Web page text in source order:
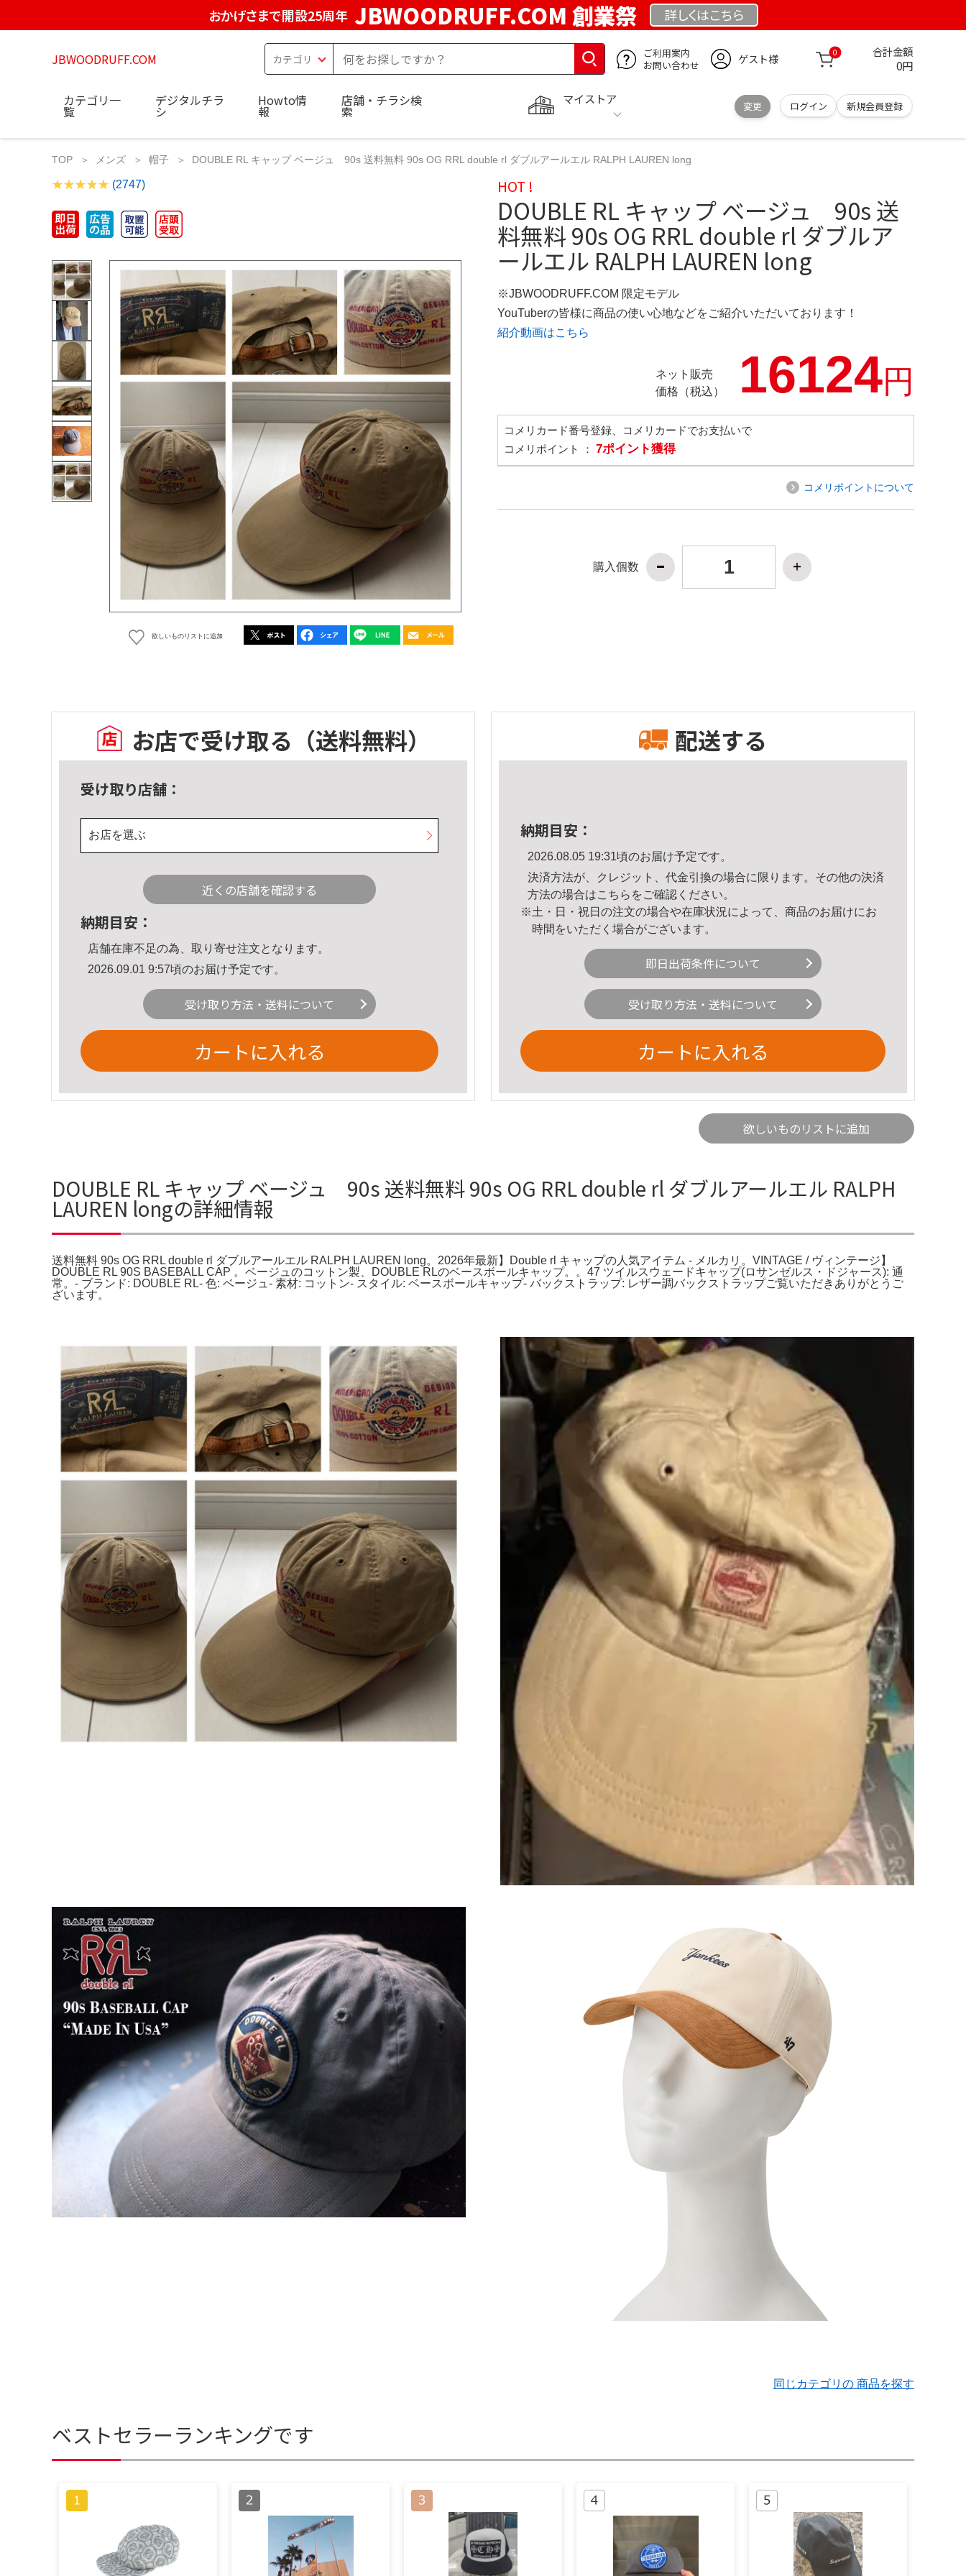
おかげさまで開設25周年 JBWOODRUFF.COM 創業祭 詳しくはこちら
JBWOODRUFF.COM
ご利用案内
お問い合わせ
ゲスト様 0 合計金額
0円
マイストア
変更 ログイン 新規会員登録
カテゴリ一
覧
デジタルチラ
シ
Howto情
報
店舗・チラシ検
索
TOP メンズ 帽子 DOUBLE RL キャップ ベージュ 90s 送料無料 90s OG RRL double rl ダブルアールエル RALPH LAUREN long
(2747)
欲しいものリストに追加
HOT !
DOUBLE RL キャップ ベージュ 90s 送
料無料 90s OG RRL double rl ダブルア
ールエル RALPH LAUREN long
※JBWOODRUFF.COM 限定モデル
YouTuberの皆様に商品の使い心地などをご紹介いただいております！
紹介動画はこちら
ネット販売
価格（税込）
16124円
コメリカード番号登録、コメリカードでお支払いで
コメリポイント ： 7ポイント獲得
コメリポイントについて
購入個数
お店で受け取る （送料無料）
受け取り店舗：
お店を選ぶ
近くの店舗を確認する
納期目安：
店舗在庫不足の為、取り寄せ注文となります。
2026.09.01 9:57頃のお届け予定です。
受け取り方法・送料について
カートに入れる
配送する
納期目安：
2026.08.05 19:31頃のお届け予定です。
決済方法が、クレジット、代金引換の場合に限ります。その他の決済
方法の場合はこちら をご確認ください。
※土・日・祝日の注文の場合や在庫状況によって、商品のお届けにお
時間をいただく場合がございます。
即日出荷条件について
受け取り方法・送料について
カートに入れる
欲しいものリストに追加
DOUBLE RL キャップ ベージュ 90s 送料無料 90s OG RRL double rl ダブルアールエル RALPH
LAUREN longの詳細情報
送料無料 90s OG RRL double rl ダブルアールエル RALPH LAUREN long。2026年最新】Double rl キャップの人気アイテム - メルカリ。VINTAGE / ヴィンテージ】
DOUBLE RL 90S BASEBALL CAP 。ベージュのコットン製、DOUBLE RLのベースボールキャップ。。47 ツイルスウェードキャップ(ロサンゼルス・ドジャース): 通
常。- ブランド: DOUBLE RL- 色: ベージュ- 素材: コットン- スタイル: ベースボールキャップ- バックストラップ: レザー調バックストラップご覧いただきありがとうご
ざいます。
同じカテゴリの 商品を探す
ベストセラーランキングです